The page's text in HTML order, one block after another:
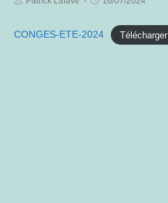
CONGES-ETE-2024 Télécharger